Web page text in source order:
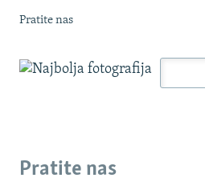
Pratite nas
Pratite nas